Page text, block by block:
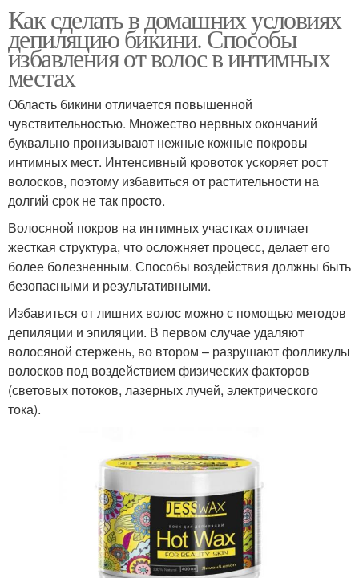
Как сделать в домашних условиях
депиляцию бикини. Способы
избавления от волос в интимных
местах
Область бикини отличается повышенной
чувствительностью. Множество нервных окончаний
буквально пронизывают нежные кожные покровы
интимных мест. Интенсивный кровоток ускоряет рост
волосков, поэтому избавиться от растительности на
долгий срок не так просто.
Волосяной покров на интимных участках отличает
жесткая структура, что осложняет процесс, делает его
более болезненным. Способы воздействия должны быть
безопасными и результативными.
Избавиться от лишних волос можно с помощью методов
депиляции и эпиляции. В первом случае удаляют
волосяной стержень, во втором – разрушают фолликулы
волосков под воздействием физических факторов
(световых потоков, лазерных лучей, электрического
тока).